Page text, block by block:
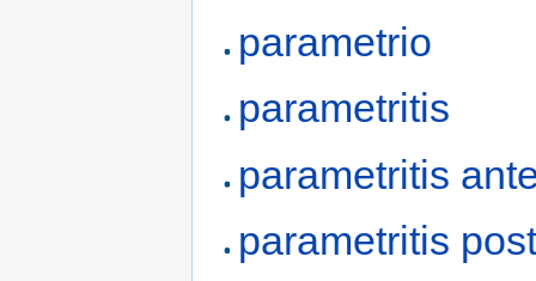
parametrio
parametritis
parametritis
parametritis